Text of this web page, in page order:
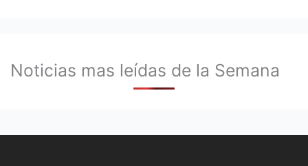
Noticias mas leídas de la Semana